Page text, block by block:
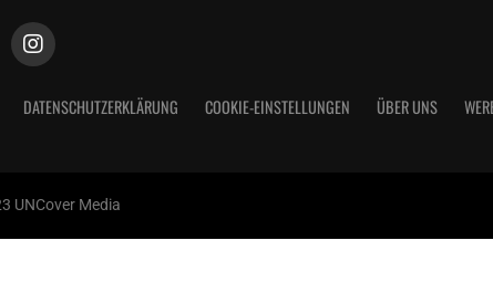
DATENSCHUTZERKLÄRUNG COOKIE-EINSTELLUNGEN ÜBER UNS
UNCover Media